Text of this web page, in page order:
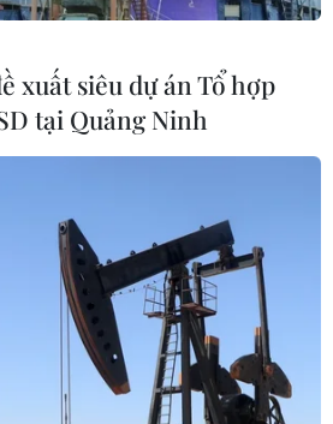
xuất siêu dự án Tổ hợp
tại Quảng Ninh